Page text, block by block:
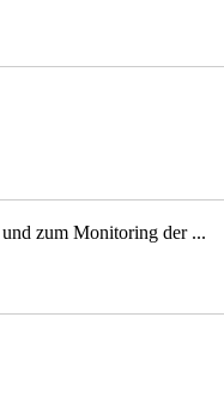
zum Monitoring der ...